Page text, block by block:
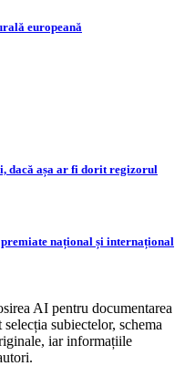
europeană
dacă așa ar fi dorit regizorul
național și internațional
AI pentru documentarea
subiectelor, schema
iar informațiile